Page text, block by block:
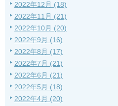
2022年12月 (18)
2022年11月 (21)
2022年10月 (20)
2022年9月 (16)
2022年8月 (17)
2022年7月 (21)
2022年6月 (21)
2022年5月 (18)
2022年4月 (20)